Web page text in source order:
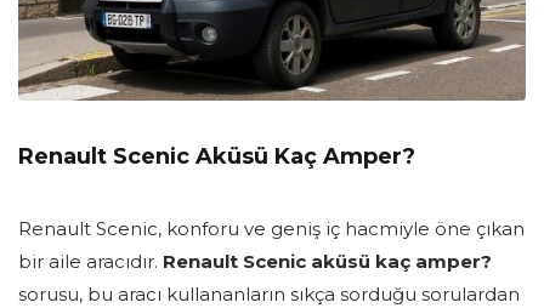
Renault Scenic Aküsü Kaç Amper?
Renault Scenic, konforu ve geniş iç hacmiyle öne çıkan
bir aile aracıdır. Renault Scenic aküsü kaç amper?
sorusu, bu aracı kullananların sıkça sorduğu sorulardan